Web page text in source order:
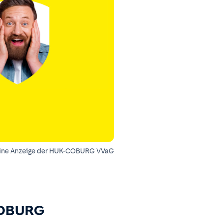
Anzeige der HUK-COBURG VVaG